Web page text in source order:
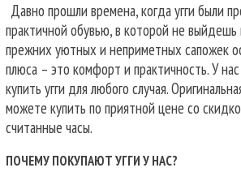
Давно прошли времена, когда угги были
практичной обувью, в которой не выйдешь
прежних уютных и неприметных сапожек
плюса – это комфорт и практичность. У
купить угги для любого случая.
можете купить по приятной цене со
считанные часы.
ПОЧЕМУ ПОКУПАЮТ УГГИ У НАС?